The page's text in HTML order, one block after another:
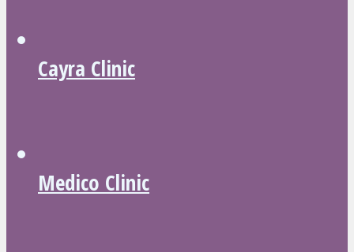
Cayra Clinic
Medico Clinic